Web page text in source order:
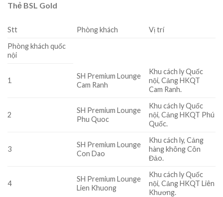
Thẻ BSL Gold
Stt Phòng khách
Vị trí
Phòng khách quốc
nội
1
SH Premium Lounge
Cam Ranh
Khu cách ly Quốc
nội, Cảng HKQT
Cam Ranh.
2
SH Premium Lounge
Phu Quoc
Khu cách ly Quốc
nội, Cảng HKQT Phú
Quốc.
3
SH Premium Lounge
Con Dao
Khu cách ly, Cảng
hàng không Côn
Đảo.
4
SH Premium Lounge
Lien Khuong
Khu cách ly Quốc
nội, Cảng HKQT Liên
Khương.